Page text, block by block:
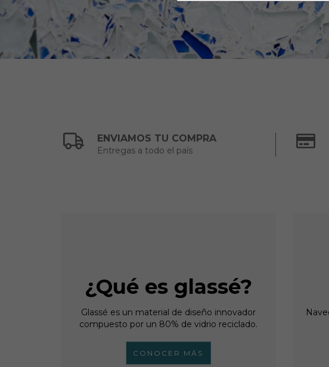
ENVIAMOS TU COMPRA
Entregas a todo el país
¿Qué es glassé?
Glassé es un material de diseño innovador
compuesto por un 80% de vidrio reciclado.
CONOCER MÁS